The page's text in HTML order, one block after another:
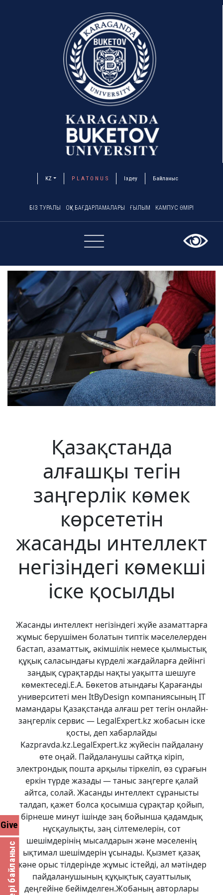
KZ P L A T O N U S Іздеу Байланыс
Кері байланыс
Give
БІЗ ТУРАЛЫ ОҚУ БАҒДАРЛАМАЛАРЫ ҒЫЛЫМ КАМПУС ӨМІРІ
×
Қазақстанда
алғашқы тегін
заңгерлік көмек
көрсететін
жасанды интеллект
негізіндегі көмекші
іске қосылды
Жасанды интеллект негізіндегі жүйе азаматтарға
жұмыс берушімен болатын типтік мәселелерден
бастап, азаматтық, әкімшілік немесе қылмыстық
құқық саласындағы күрделі жағдайларға дейінгі
заңдық сұрақтарды нақты уақытта шешуге
көмектеседі.Е.А. Бөкетов атындағы Қарағанды
университеті мен ItByDesign компаниясының IT
мамандары Қазақстанда алғаш рет тегін онлайн-
заңгерлік сервис — LegalExpert.kz жобасын іске
қосты, деп хабарлайды
Kazpravda.kz.LegalExpert.kz жүйесін пайдалану
өте оңай. Пайдаланушы сайтқа кіріп,
электрондық пошта арқылы тіркеліп, өз сұрағын
еркін түрде жазады — таныс заңгерге қалай
айтса, солай. Жасанды интеллект сұранысты
талдап, қажет болса қосымша сұрақтар қойып,
бірнеше минут ішінде заң бойынша қадамдық
нұсқаулықты, заң сілтемелерін, сот
шешімдерінің мысалдарын және мәселенің
ықтимал шешімдерін ұсынады. Қызмет қазақ
және орыс тілдерінде жұмыс істейді, ал мәтіндер
пайдаланушының құқықтық сауаттылық
деңгейіне бейімделген.Жобаның авторлары